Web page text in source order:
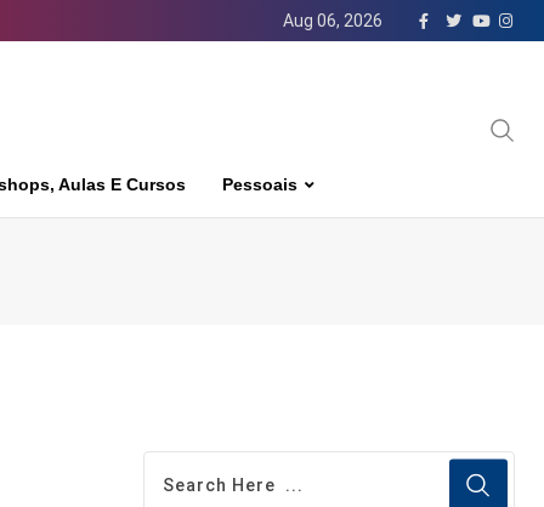
Aug 06, 2026
Aulas E Cursos Pessoais